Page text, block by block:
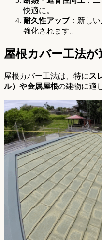
快適に。
耐久性アップ：新し
強化されます。
屋根カバー工法
屋根カバー工法は、特に ス
ル）や金属屋根の建物に適